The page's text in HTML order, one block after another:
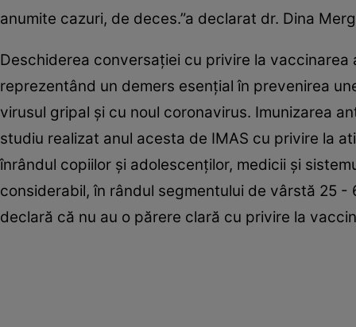
anumite cazuri, de deces.”a declarat dr. Dina
Deschiderea conversaţiei cu privire la
reprezentând un demers esenţial în prevenirea
virusul gripal şi cu noul coronavirus. Imunizarea
studiu realizat anul acesta de IMAS cu privire la
înrândul copiilor şi adolescenţilor, medicii şi
considerabil, în rândul segmentului de vârstă 25
declară că nu au o părere clară cu privire la